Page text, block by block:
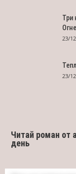
Три
23/
23/
Читай роман от
день